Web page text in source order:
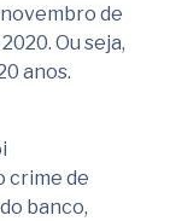
de
Ou seja,
anos.
crime de
banco,